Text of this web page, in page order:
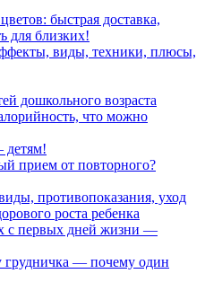
быстрая доставка,
для близких!
виды, техники, плюсы,
дошкольного возраста
что можно
детям!
прием от повторного?
противопоказания, уход
роста ребенка
с первых дней жизни —
грудничка — почему один